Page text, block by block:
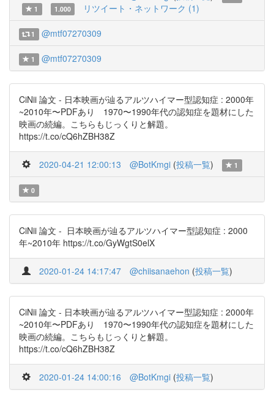
1
1.000 リツイート・ネットワーク (1)
1 @mtf07270309
1 @mtf07270309
CiNii 論文 - 日本映画が辿るアルツハイマー型認知症 : 2000年
~2010年〜PDFあり 1970〜1990年代の認知症を題材にした
映画の続編。こちらもじっくりと解題。
https://t.co/cQ6hZBH38Z
2020-04-21 12:00:13 @BotKmgi (投稿一覧) 1
0
CiNii 論文 - 日本映画が辿るアルツハイマー型認知症 : 2000
年~2010年 https://t.co/GyWgtS0elX
2020-01-24 14:17:47 @chiisanaehon (投稿一覧)
CiNii 論文 - 日本映画が辿るアルツハイマー型認知症 : 2000年
~2010年〜PDFあり 1970〜1990年代の認知症を題材にした
映画の続編。こちらもじっくりと解題。
https://t.co/cQ6hZBH38Z
2020-01-24 14:00:16 @BotKmgi (投稿一覧)